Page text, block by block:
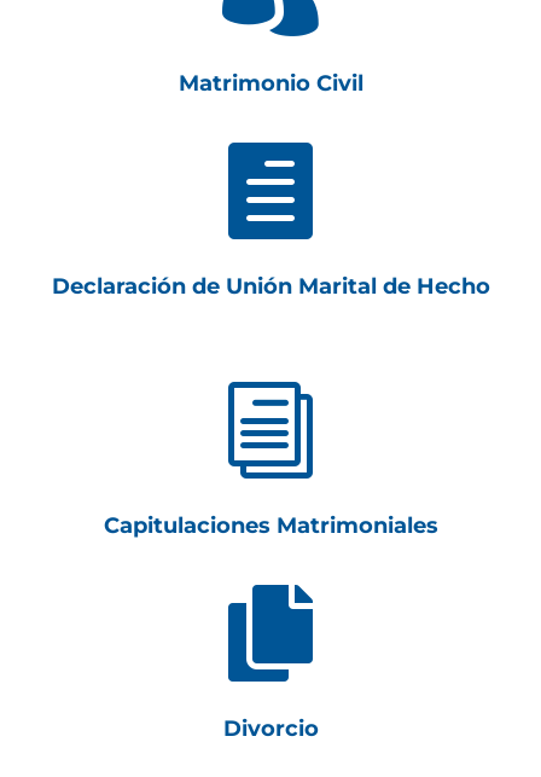
Matrimonio Civil

Declaración de Unión Marital de Hecho
i
Capitulaciones Matrimoniales

Divorcio